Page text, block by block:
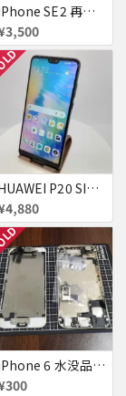
iPhone SE2 再生液晶パネル 黒
HUAWEI P20 SIMフリー 861197043272279
iPhone 6 水没品 ネジなど部品取り用